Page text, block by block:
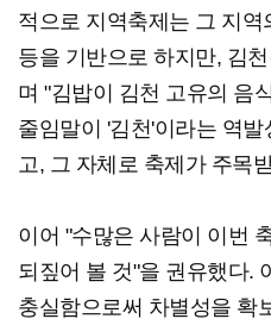
적으로 지역축제는 그 지역
등을 기반으로 하지만, 김
며 "김밥이 김천 고유의 음
줄임말이 '김천'이라는 역
고, 그 자체로 축제가 주목
이어 "수많은 사람이 이번
되짚어 볼 것"을 권유했다.
충실함으로써 차별성을 확